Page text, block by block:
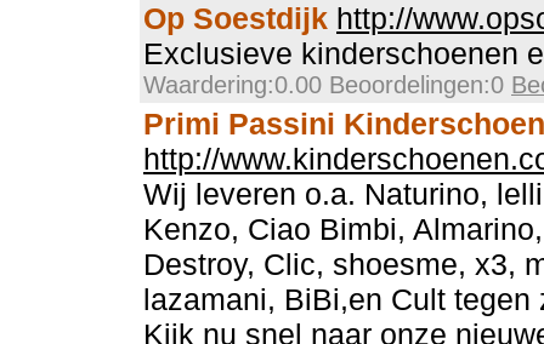
Op Soestdijk http://
Exclusieve kinderschoenen
Waardering:0.00 Beoordelingen:0
Primi Passini
http://
Wij leveren o.a. Naturino,
Kenzo, Ciao Bimbi,
Destroy, Clic, shoesme, x3,
lazamani, BiBi,en Cult tegen
Kijk nu snel naar onze